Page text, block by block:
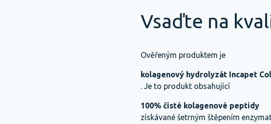
Vsaďte na
Ověřeným produktem je
kolagenový hydrolyzát Incapet
. Je to produkt obsahující
100% čisté kolagenové peptidy
získávané šetrným štěpením